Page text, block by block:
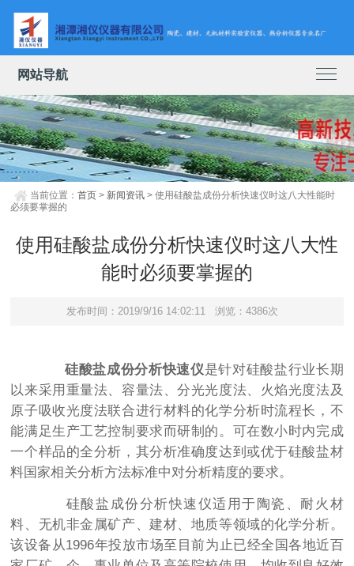
网站导航
当前位置：首页 > 新闻资讯 > 使用硅酸盐成份分析快速仪时这八大性能时
必须要掌握的
使用硅酸盐成份分析快速仪时这八大性
能时必须要掌握的
发布时间：2019/9/16 14:02:11 浏览：4386次
硅酸盐成份分析快速仪是针对硅酸盐行业长期
以来采用重量法、容量法、分光光度法、火焰光度法及
原子吸收光度法联合进行材料的化学分析时流程长，不
能满足生产工艺控制要求而研制的。可在数小时内完成
一个样品的全分析，其分析准确度达到或优于硅酸盐材
料国家相关分析方法标准中对分析精度的要求。
硅酸盐成份分析快速仪适用于陶瓷、耐火材
料、无机非金属矿产、建材、地质等领域的化学分析。
该设备从1996年投放市场至目前为止已经全国各地近百